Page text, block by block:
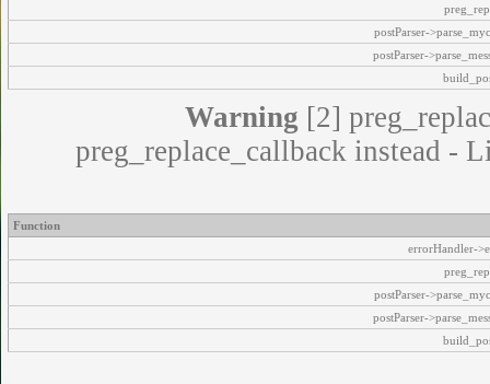
postParser-
postParser-
Warning [2]
preg_replace_callback instead -
Function
errorHandler-
postParser-
postParser-